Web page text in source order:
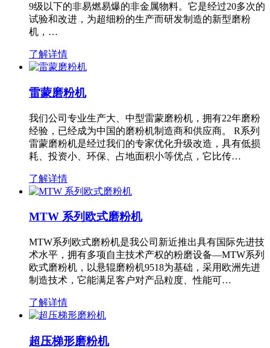
9级以下的非易燃易爆的非金属物料。它是经过20多次的
试验和改进，为超细粉的生产而研发制造的新型磨粉
机，…
了解详情
雷蒙磨粉机
我们公司专业生产大、中型雷蒙磨粉机，拥有22年磨粉
经验，已经成为中国的磨粉机制造商和供应商。 R系列
雷蒙磨粉机是经过我们的专家优化升级改造，具有低损
耗、投资小、环保、占地面积小等优点，它比传…
了解详情
MTW 系列欧式磨粉机
MTW系列欧式磨粉机是我公司新近推出具有国际先进技
术水平，拥有多项自主技术产权的粉磨设备—MTW系列
欧式磨粉机，以悬辊磨粉机9518为基础，采用欧洲先进
制造技术，它能满足客户对产品粒度、性能可…
了解详情
超压梯形磨粉机